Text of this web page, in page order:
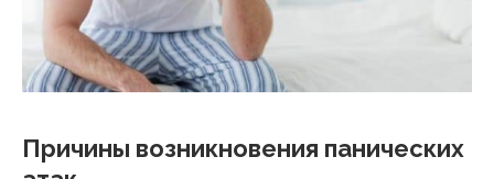
Причины возникновения панических